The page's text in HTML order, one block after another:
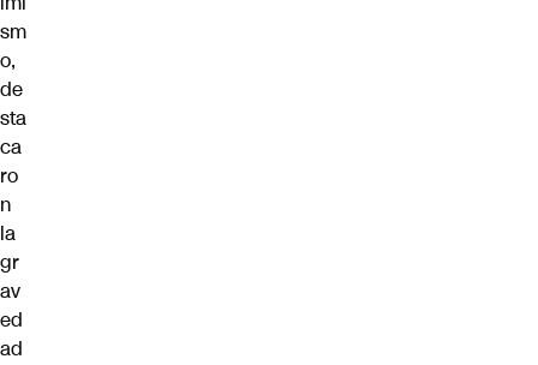
sm
o,
de
sta
ca
ro
n
la
gr
av
ed
ad